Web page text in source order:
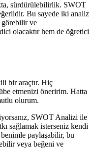
sürdürülebilirlik. SWOT
Bu sayede iki analiz
görebilir ve
olacaktır hem de öğretici
bir araçtır. Hiç
etmenizi öneririm. Hatta
olurum.
SWOT Analizi ile
sağlamak isterseniz kendi
paylaşabilir, bu
veya beğeni ve